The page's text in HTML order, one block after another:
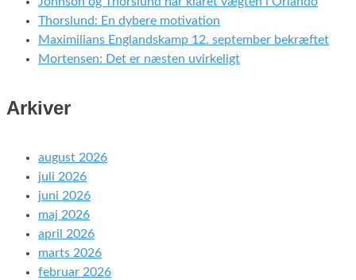
Thorslund: En dybere motivation
Maximilians Englandskamp 12. september bekræftet
Mortensen: Det er næsten uvirkeligt
Arkiver
august 2026
juli 2026
juni 2026
maj 2026
april 2026
marts 2026
februar 2026